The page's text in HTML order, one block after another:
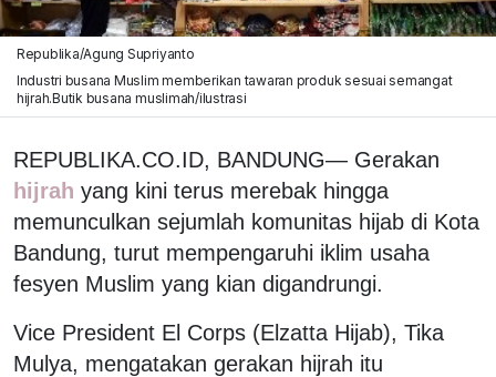
Republika/Agung Supriyanto
Industri busana Muslim memberikan tawaran produk sesuai semangat
hijrah.Butik busana muslimah/ilustrasi
REPUBLIKA.CO.ID, BANDUNG— Gerakan
hijrah yang kini terus merebak hingga
memunculkan sejumlah komunitas hijab di Kota
Bandung, turut mempengaruhi iklim usaha
fesyen Muslim yang kian digandrungi.
Vice President El Corps (Elzatta Hijab), Tika
Mulya, mengatakan gerakan hijrah itu